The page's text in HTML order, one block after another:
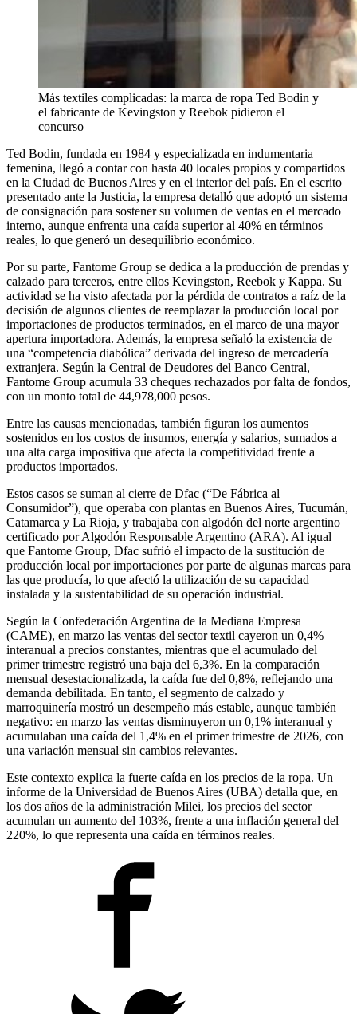
Más textiles complicadas: la marca de ropa Ted Bodin y
el fabricante de Kevingston y Reebok pidieron el
concurso
Ted Bodin, fundada en 1984 y especializada en indumentaria
femenina, llegó a contar con hasta 40 locales propios y compartidos
en la Ciudad de Buenos Aires y en el interior del país. En el escrito
presentado ante la Justicia, la empresa detalló que adoptó un sistema
de consignación para sostener su volumen de ventas en el mercado
interno, aunque enfrenta una caída superior al 40% en términos
reales, lo que generó un desequilibrio económico.
Por su parte, Fantome Group se dedica a la producción de prendas y
calzado para terceros, entre ellos Kevingston, Reebok y Kappa. Su
actividad se ha visto afectada por la pérdida de contratos a raíz de la
decisión de algunos clientes de reemplazar la producción local por
importaciones de productos terminados, en el marco de una mayor
apertura importadora. Además, la empresa señaló la existencia de
una “competencia diabólica” derivada del ingreso de mercadería
extranjera. Según la Central de Deudores del Banco Central,
Fantome Group acumula 33 cheques rechazados por falta de fondos,
con un monto total de 44,978,000 pesos.
Entre las causas mencionadas, también figuran los aumentos
sostenidos en los costos de insumos, energía y salarios, sumados a
una alta carga impositiva que afecta la competitividad frente a
productos importados.
Estos casos se suman al cierre de Dfac (“De Fábrica al
Consumidor”), que operaba con plantas en Buenos Aires, Tucumán,
Catamarca y La Rioja, y trabajaba con algodón del norte argentino
certificado por Algodón Responsable Argentino (ARA). Al igual
que Fantome Group, Dfac sufrió el impacto de la sustitución de
producción local por importaciones por parte de algunas marcas para
las que producía, lo que afectó la utilización de su capacidad
instalada y la sustentabilidad de su operación industrial.
Según la Confederación Argentina de la Mediana Empresa
(CAME), en marzo las ventas del sector textil cayeron un 0,4%
interanual a precios constantes, mientras que el acumulado del
primer trimestre registró una baja del 6,3%. En la comparación
mensual desestacionalizada, la caída fue del 0,8%, reflejando una
demanda debilitada. En tanto, el segmento de calzado y
marroquinería mostró un desempeño más estable, aunque también
negativo: en marzo las ventas disminuyeron un 0,1% interanual y
acumulaban una caída del 1,4% en el primer trimestre de 2026, con
una variación mensual sin cambios relevantes.
Este contexto explica la fuerte caída en los precios de la ropa. Un
informe de la Universidad de Buenos Aires (UBA) detalla que, en
los dos años de la administración Milei, los precios del sector
acumulan un aumento del 103%, frente a una inflación general del
220%, lo que representa una caída en términos reales.